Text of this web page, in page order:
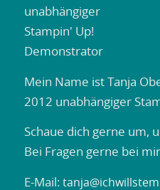
Mein Name ist Tanja
2012 unabhängiger
Schaue dich gerne um,
Bei Fragen gerne bei
E-Mail: